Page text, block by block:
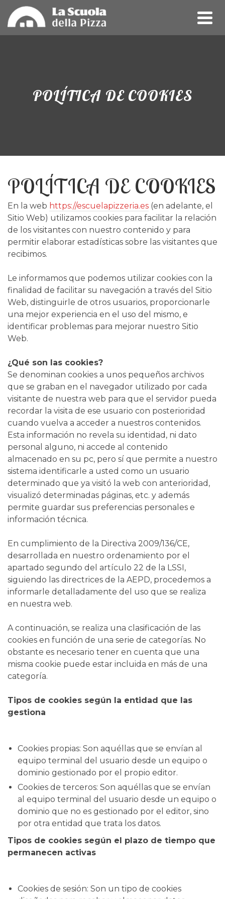
POLÍTICA DE COOKIES
POLÍTICA DE COOKIES
En la web https://escuelapizzeria.es (en adelante, el
Sitio Web) utilizamos cookies para facilitar la relación
de los visitantes con nuestro contenido y para
permitir elaborar estadísticas sobre las visitantes que
recibimos.
Le informamos que podemos utilizar cookies con la
finalidad de facilitar su navegación a través del Sitio
Web, distinguirle de otros usuarios, proporcionarle
una mejor experiencia en el uso del mismo, e
identificar problemas para mejorar nuestro Sitio
Web.
¿Qué son las cookies?
Se denominan cookies a unos pequeños archivos
que se graban en el navegador utilizado por cada
visitante de nuestra web para que el servidor pueda
recordar la visita de ese usuario con posterioridad
cuando vuelva a acceder a nuestros contenidos.
Esta información no revela su identidad, ni dato
personal alguno, ni accede al contenido
almacenado en su pc, pero sí que permite a nuestro
sistema identificarle a usted como un usuario
determinado que ya visitó la web con anterioridad,
visualizó determinadas páginas, etc. y además
permite guardar sus preferencias personales e
información técnica.
En cumplimiento de la Directiva 2009/136/CE,
desarrollada en nuestro ordenamiento por el
apartado segundo del artículo 22 de la LSSI,
siguiendo las directrices de la AEPD, procedemos a
informarle detalladamente del uso que se realiza
en nuestra web.
A continuación, se realiza una clasificación de las
cookies en función de una serie de categorías. No
obstante es necesario tener en cuenta que una
misma cookie puede estar incluida en más de una
categoría.
Tipos de cookies según la entidad que las
gestiona
Cookies propias: Son aquéllas que se envían al
equipo terminal del usuario desde un equipo o
dominio gestionado por el propio editor.
Cookies de terceros: Son aquéllas que se envían
al equipo terminal del usuario desde un equipo o
dominio que no es gestionado por el editor, sino
por otra entidad que trata los datos.
Tipos de cookies según el plazo de tiempo que
permanecen activas
Cookies de sesión: Son un tipo de cookies